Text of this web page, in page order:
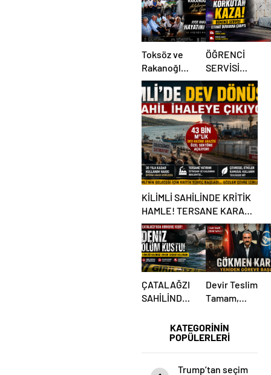
KATEGORİNİN
POPÜLERLERİ
Trump’tan seçim
Toksöz ve
Rakanoğlu
Ailelerinin
Acı Günü
ÖĞRENCİ
SERVİSİ
İSTİNAT
DUVARINA
ÇARPTI
KİLİMLİ SAHİLİNDE KRİTİK
HAMLE! TERSANE KARARI
TARTIŞMA BAŞLATTI
ÇATALAĞZI
SAHİLİNDE
Devir Teslim
Tamam,
Mi?
Ülkücüler
Belediye
Önünde